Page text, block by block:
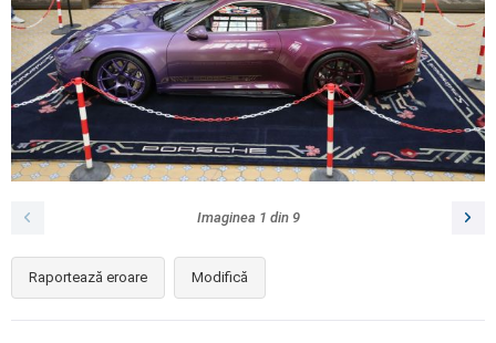
Imaginea 1 din 9
Raportează eroare Modifică